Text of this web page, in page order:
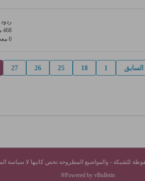
ردود 6
468 مشاهدات
0 معجبون
السابق 1
18
25
26
27
للشبكة - والمواضيع المطروحه تخص كاتبها لا سياسة
Powered by vBulletin®